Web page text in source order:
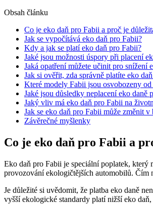
Obsah článku
Co je eko daň pro Fabii a proč je
Jak se vypočítává eko daň pro Fabii?
Kdy a jak se platí eko daň pro Fabii?
Jaké jsou možnosti úspory při placení
Jaká opatření můžete učinit pro snížení
Jak si ověřit, zda správně platíte eko
Které modely Fabii jsou osvobozeny od
Jaké jsou důsledky neplacení eko daně
Jaký vliv má eko daň pro Fabii na
Jak se eko daň pro Fabii může změnit v
Závěrečné myšlenky
Co je eko daň pro Fabii a
Eko daň pro Fabii je speciální poplatek, který
provozování ekologičtějších automobilů. Čím
Je důležité si uvědomit, že platba eko daně
vyšší ekologické standardy platí nižší eko